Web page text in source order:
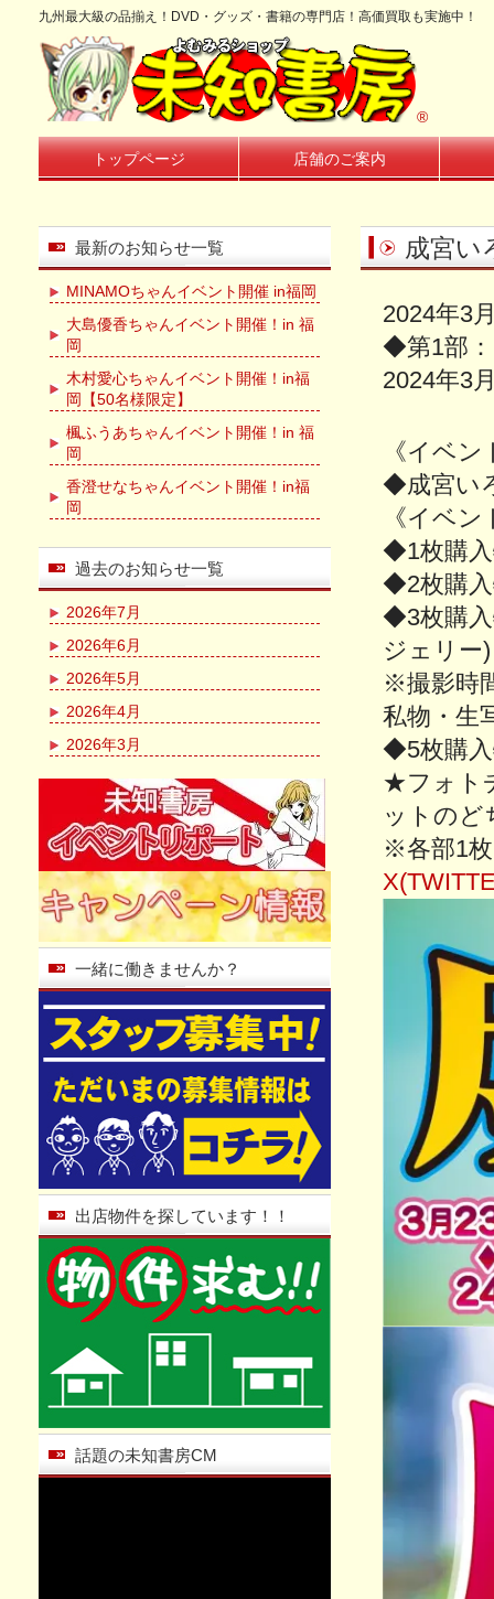
九州最大級の品揃え！DVD・グッズ・書籍の専門店！高価買取も実施中！
®
トップページ 店舗のご案内
成宮い
2024年3
◆第1部
2024年3
《イベ
◆成宮い
《イベ
◆1枚購入
◆2枚購入
◆3枚購入
ジェリー)
※撮影時
私物・生
◆5枚購入
★フォト
ットのど
※各部1
最新のお知らせ一覧
MINAMOちゃんイベント開催 in福岡
大島優香ちゃんイベント開催！in 福
岡
木村愛心ちゃんイベント開催！in福
岡【50名様限定】
楓ふうあちゃんイベント開催！in 福
岡
香澄せなちゃんイベント開催！in福
岡
過去のお知らせ一覧
2026年7月
2026年6月
2026年5月
2026年4月
2026年3月
一緒に働きませんか？
出店物件を探しています！！
話題の未知書房CM